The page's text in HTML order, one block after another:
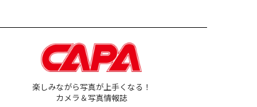
楽しみながら写真が上手くなる！
カメラ＆写真情報誌